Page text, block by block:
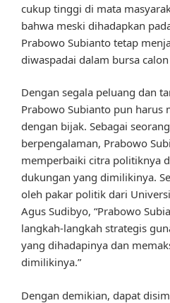
cukup tinggi di mata
bahwa meski dihadapkan
Prabowo Subianto tetap
diwaspadai dalam bursa
Dengan segala peluang dan
Prabowo Subianto pun harus
dengan bijak. Sebagai
berpengalaman, Prabowo
memperbaiki citra politiknya
dukungan yang dimilikinya.
oleh pakar politik dari
Agus Sudibyo, “Prabowo
langkah-langkah strategis
yang dihadapinya dan
dimilikinya.”
Dengan demikian, dapat